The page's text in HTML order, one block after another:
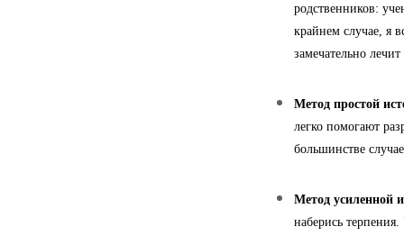
родственников:
крайнем случае, я
замечательно
Метод простой
легко помогают
большинстве
Метод усиленной
наберись